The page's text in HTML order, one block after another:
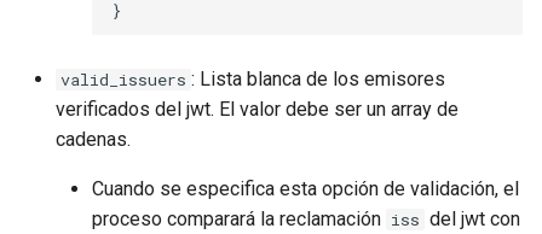
valid_issuers : Lista blanca de los emisores
verificados del jwt. El valor debe ser un array de
cadenas.
Cuando se especifica esta opción de validación, el
proceso comparará la reclamación iss del jwt con